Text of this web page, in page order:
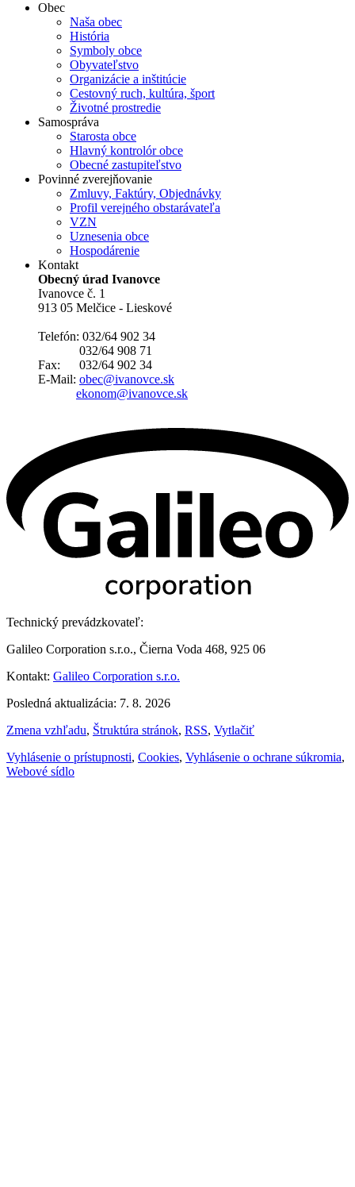
Obec
Naša obec
História
Symboly obce
Obyvateľstvo
Organizácie a inštitúcie
Cestovný ruch, kultúra, šport
Životné prostredie
Samospráva
Starosta obce
Hlavný kontrolór obce
Obecné zastupiteľstvo
Povinné zverejňovanie
Zmluvy, Faktúry, Objednávky
Profil verejného obstarávateľa
VZN
Uznesenia obce
Hospodárenie
Kontakt
Obecný úrad Ivanovce
Ivanovce č. 1
913 05 Melčice - Lieskové
Telefón: 032/64 902 34
032/64 908 71
Fax: 032/64 902 34
E-Mail: obec@ivanovce.sk
ekonom@ivanovce.sk
Technický prevádzkovateľ:
Galileo Corporation s.r.o., Čierna Voda 468, 925 06
Kontakt: Galileo Corporation s.r.o.
Posledná aktualizácia: 7. 8. 2026
Zmena vzhľadu, Štruktúra stránok, RSS, Vytlačiť
Vyhlásenie o prístupnosti, Cookies, Vyhlásenie o ochrane súkromia,
Webové sídlo